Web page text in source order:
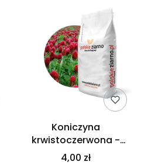
Koniczyna
krwistoczerwona -
inkarnatka C1
4,00 zł